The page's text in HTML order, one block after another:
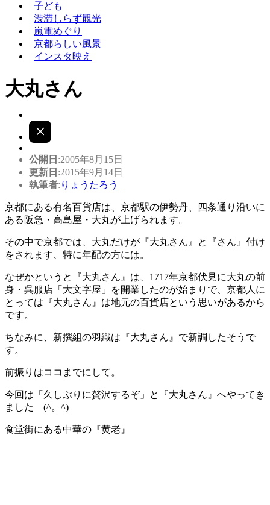
子ども
渋滞しらず観光
嵐電めぐり
京都らしい風景
インスタ映え
大丸さん
公開日 :2005年8月15日
更新日 :2015年9月14日
執筆者: りょうたろう
京都にある有名百貨店は、京都駅の伊勢丹、四条通り沿いに
ある阪急・高島屋・大丸が上げられます。
その中で京都では、大丸だけが『大丸さん』と『さん』付け
をされます、特に年配の方には。
なぜかというと『大丸さん』は、1717年京都伏見に大丸の前
身・呉服店「大文字屋」を開業したのが始まりで、京都人に
とっては『大丸さん』は地元の百貨店という思いがあるから
です。
ちなみに、新撰組の羽織は『大丸さん』で新調したそうで
す。
前振りはココまでにして。
今回は「久しぶりに贅沢するぞ」と『大丸さん』へやってき
ました (^。^)
食堂街にある中華の『黄老』